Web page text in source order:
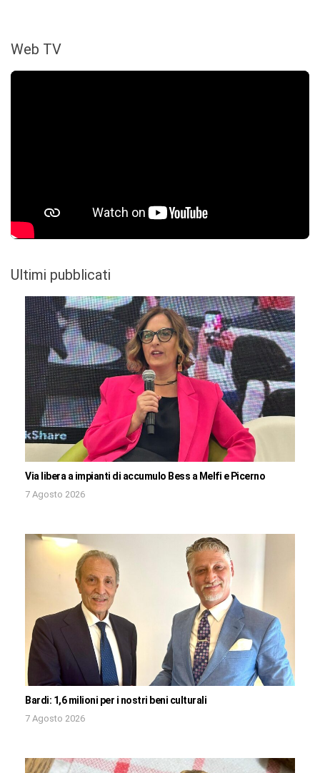
Web TV
Ultimi pubblicati
Via libera a impianti di accumulo Bess a Melfi e Picerno
7 Agosto 2026
Bardi: 1,6 milioni per i nostri beni culturali
7 Agosto 2026